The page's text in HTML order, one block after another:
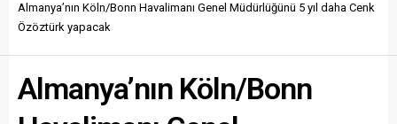
Almanya’nın Köln/Bonn Havalimanı Genel Müdürlüğünü 5 yıl daha Cenk
Özöztürk yapacak
Almanya’nın Köln/Bonn